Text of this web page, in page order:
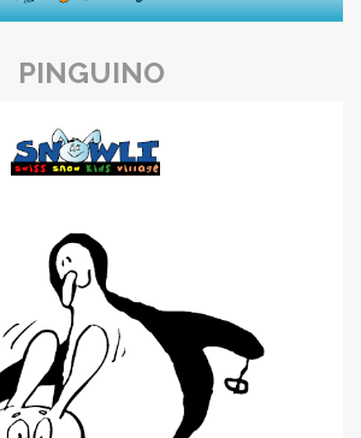
PINGUINO